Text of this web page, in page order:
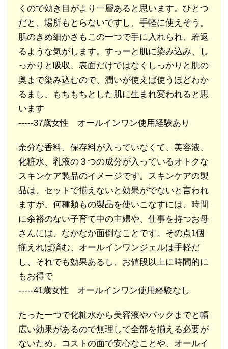
くので効き目がより一層あると思います。ひとつ
だと、場所もとらないですし、手軽に使えそう。
肌のきめ細かさもこの一つで手に入れられ、若返
るような気がします。すっーと肌に染み込み、し
っかりと吸収、表面だけではなくしっかりと肌の
奥まで染み込むので、潤いが使えば使うほどわか
るまし、もちもちとした肌に生まれ変われると思
います
-----37歳女性 オールインワン使用経験あり
余分な香料、保存料が入っていなくて、美容液、
化粧水、乳液の３つの成分が入っているオトクな
スキンケア製品のイメージです。スキンケアの製
品は、セットで揃えないと効果がでないと言われ
ますが、何種類もの製品を使いこなすには、時間
に余裕のない子育て中の主婦や、仕事を持つお母
さんには、なかなか面倒なことです。その点1個
揃えれば済む、オールインワンジェルは手軽だ
し、それでも効果あるし、お値段以上に時間的に
もお得で
-----41歳女性 オールインワン使用経験なし
たった一つで化粧水から美容液やパックまでと幅
広い効果があるので無理して全部を揃える必要が
ないため、コストの面で安心なことや、オールイ